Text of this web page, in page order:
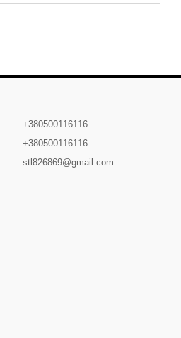
+380500116116
+380500116116
stl826869@gmail.com